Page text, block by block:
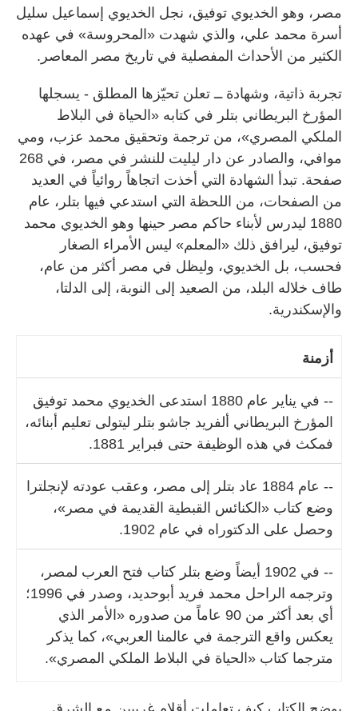
مصر، وهو الخديوي توفيق، نجل الخديوي إسماعيل سليل
أسرة محمد علي، والذي شهدت «المحروسة» في عهده
الكثير من الأحداث المفصلية في تاريخ مصر المعاصر.
تجربة ذاتية، وشهادة ــ تعلن تحيّزها المطلق - يسجلها
المؤرخ البريطاني بتلر في كتابه «الحياة في البلاط
الملكي المصري»، من ترجمة وتحقيق محمد عزب، ومي
موافي، والصادر عن دار ليليت للنشر في مصر، في 268
صفحة. تبدأ الشهادة التي أخذت اتجاهاً روائياً في العديد
من الصفحات، من اللحظة التي استدعي فيها بتلر، عام
1880 ليدرس لأبناء حاكم مصر حينها وهو الخديوي محمد
توفيق، ليرافق ذلك «المعلم» ليس الأمراء الصغار
فحسب، بل الخديوي، وليظل في مصر أكثر من عام،
طاف خلاله البلد، من الصعيد إلى النوبة، إلى الدلتا،
والإسكندرية.
أزمنة
-- في يناير عام 1880 استدعى الخديوي محمد توفيق
المؤرخ البريطاني ألفريد جاشو بتلر ليتولى تعليم أبنائه،
فمكث في هذه الوظيفة حتى فبراير 1881.
-- عام 1884 عاد بتلر إلى مصر، وعقب عودته لإنجلترا
وضع كتاب «الكنائس القبطية القديمة في مصر»،
وحصل على الدكتوراه في عام 1902.
-- في 1902 أيضاً وضع بتلر كتاب فتح العرب لمصر،
وترجمه الراحل محمد فريد أبوحديد، وصدر في 1996؛
أي بعد أكثر من 90 عاماً من صدوره «الأمر الذي
يعكس واقع الترجمة في عالمنا العربي»، كما يذكر
مترجما كتاب «الحياة في البلاط الملكي المصري».